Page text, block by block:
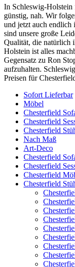
In Schleswig-Holstein
günstig, nah. Wir
und jetzt auch
sind unsere große
Qualität, die natürlich
Holstein ist alles
Gegensatz zu Ron
aufzuhalten.
Preisen für
Sofort Lieferbar
Möbel
Chesterfield
Chesterfield
Chesterfield
Nach Maß
Art-Deco
Chesterfield
Chesterfield
Chesterfield
Chesterfield